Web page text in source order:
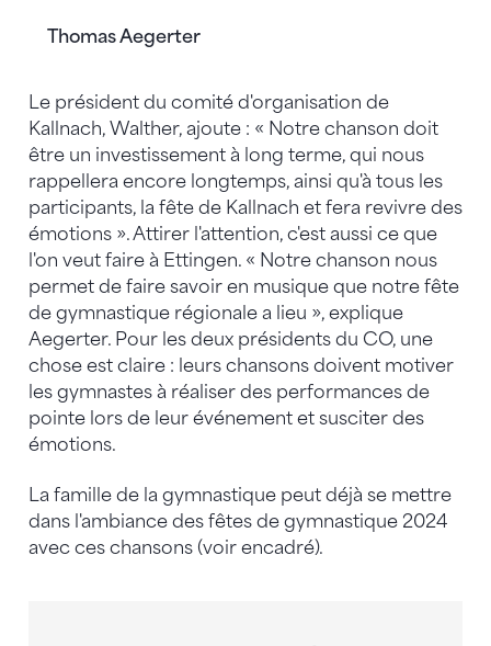
Thomas Aegerter
Le président du comité d'organisation de
Kallnach, Walther, ajoute : « Notre chanson doit
être un investissement à long terme, qui nous
rappellera encore longtemps, ainsi qu'à tous les
participants, la fête de Kallnach et fera revivre des
émotions ». Attirer l'attention, c'est aussi ce que
l'on veut faire à Ettingen. « Notre chanson nous
permet de faire savoir en musique que notre fête
de gymnastique régionale a lieu », explique
Aegerter. Pour les deux présidents du CO, une
chose est claire : leurs chansons doivent motiver
les gymnastes à réaliser des performances de
pointe lors de leur événement et susciter des
émotions.
La famille de la gymnastique peut déjà se mettre
dans l'ambiance des fêtes de gymnastique 2024
avec ces chansons (voir encadré).